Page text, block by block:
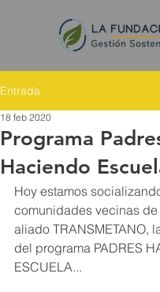
Entrada
Programa
Haciendo
18 feb 2020
Hoy estamos
comunidades vecinas de
aliado TRANSMETANO,
del programa PADRES
ESCUELA...